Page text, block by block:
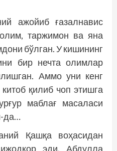
ажойиб ғазалнавис
таржимон ва яна
бўлган. У кишининг
бир нечта олимлар
Аммо уни кенг
қилиб чоп этишга
маблағ масаласи
да…
Қашқа воҳасидан
эди. Абдулла